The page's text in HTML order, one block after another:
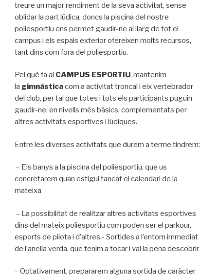
treure un major rendiment de la seva activitat, sense
oblidar la part lúdica, doncs la piscina del nostre
poliesportiu ens permet gaudir-ne al llarg de tot el
campus i els espais exterior ofereixen molts recursos,
tant dins com fora del poliesportiu.
Pel què fa al CAMPUS ESPORTIU, mantenim
la gimnàsticacom a activitat troncal i eix vertebrador
del club, per tal que totes i tots els participants puguin
gaudir-ne, en nivells més bàsics, complementats per
altres activitats esportives i lúdiques.
Entre les diverses activitats que durem a terme tindrem:
– Els banys a la piscina del poliesportiu, que us
concretarem quan estigui tancat el calendari de la
mateixa
– La possibilitat de realitzar altres activitats esportives
dins del mateix poliesportiu com poden ser el parkour,
esports de pilota i d’altres.- Sortides a l’entorn immediat
de l’anella verda, que tenim a tocar i val la pena descobrir
– Optativament, prepararem alguna sortida de caràcter